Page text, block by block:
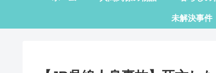
未解決事件